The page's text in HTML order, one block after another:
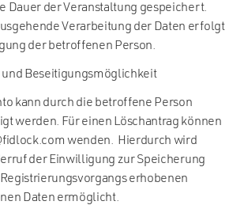
Dauer der Veranstaltung gespeichert.
Verarbeitung der Daten erfolgt
der betroffenen Person.
und Beseitigungsmöglichkeit
kann durch die betroffene Person
werden. Für einen Löschantrag können
wenden. Hierdurch wird
der Einwilligung zur Speicherung
erhobenen
Daten ermöglicht.